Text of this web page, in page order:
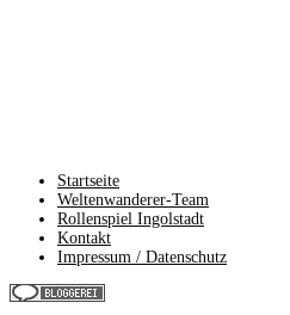
Startseite
Weltenwanderer-Team
Rollenspiel Ingolstadt
Kontakt
Impressum / Datenschutz